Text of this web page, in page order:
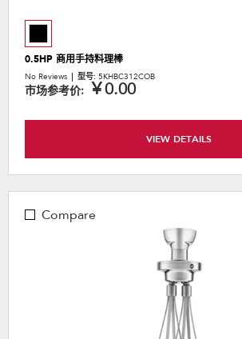
0.5HP 商用手持料理棒
No Reviews 型号: 5KHBC312COB
市场参考价: ￥0.00
VIEW DETAILS
Compare